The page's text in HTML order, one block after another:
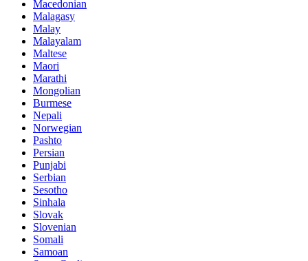
Macedonian
Malagasy
Malay
Malayalam
Maltese
Maori
Marathi
Mongolian
Burmese
Nepali
Norwegian
Pashto
Persian
Punjabi
Serbian
Sesotho
Sinhala
Slovak
Slovenian
Somali
Samoan